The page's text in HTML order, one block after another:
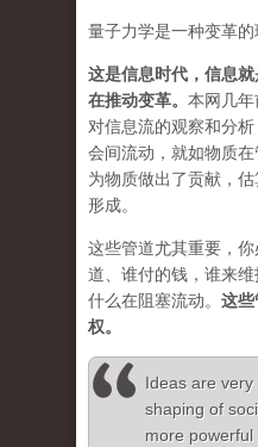
量子力学是一种变革的
这是信息时代，信息
在推动变革。 本网几
对信息流的观察和分
会间流动，就如物质
为物质做出了贡献，
形成。
这些管道尤其重要，
道、谁付的钱，谁来
什么在阻塞流动。 这
权。
Ideas are
shaping of
more